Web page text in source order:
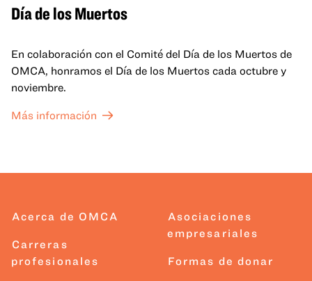
Día de los Muertos
En colaboración con el Comité del Día de los Muertos de
OMCA, honramos el Día de los Muertos cada octubre y
noviembre.
Más información
Acerca de OMCA
Carreras
profesionales
Asociaciones
empresariales
Formas de donar